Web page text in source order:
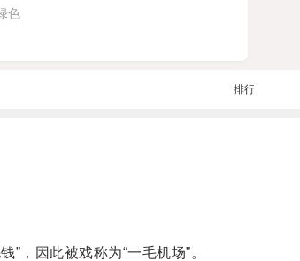
色
排行
因此被戏称为“一毛机场”。